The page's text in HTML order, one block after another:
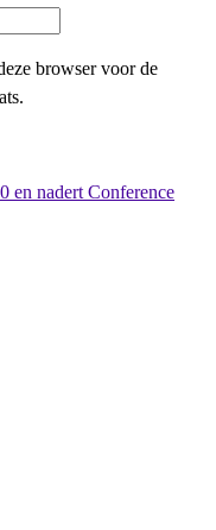
browser voor de